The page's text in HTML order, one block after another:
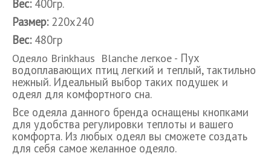
Вес:400гр.
Размер: 220х240
Вес:480гр
Одеяло Brinkhaus Blanche легкое - Пух
водоплавающих птиц легкий и теплый, тактильно
нежный. Идеальный выбор таких подушек и
одеял для комфортного сна.
Все одеяла данного бренда оснащены кнопками
для удобства регулировки теплоты и вашего
комфорта. Из любых одеял вы сможете создать
для себя самое желанное одеяло.